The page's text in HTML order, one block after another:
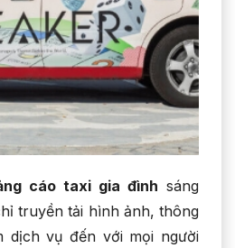
cáo taxi gia đình sáng
truyền tải hình ảnh, thông
dịch vụ đến với mọi người